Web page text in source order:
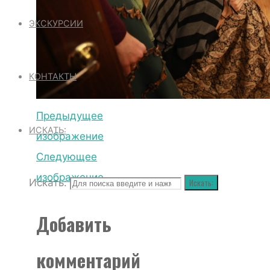
ЭКСКУРСИИ
КОНТАКТЫ
ИСКАТЬ:
Искать: Искать:
Предыдущее
изображение
Следующее
изображение
Добавить
комментарий